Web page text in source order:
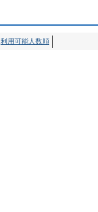
利用可能人数順